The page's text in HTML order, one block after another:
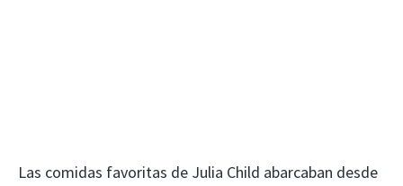
Las comidas favoritas de Julia Child abarcaban desde